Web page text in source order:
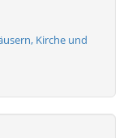
Kirche und